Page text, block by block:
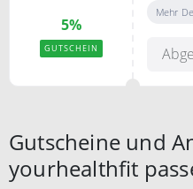
5%
GUTSCHEIN
5%
Mehr
Gutscheine und
yourhealthfit